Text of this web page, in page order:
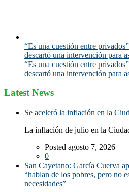
“Es una cuestión entre
descartó una intervención para
“Es una cuestión entre
descartó una intervención para
Latest News
Se aceleró la inflación en la
La inflación de julio en la
Posted agosto 7, 2026
0
San Cayetano: García Cuerva
“hablan de los pobres, pero no
necesidades”